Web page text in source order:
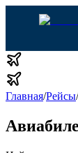
Главная/Рейсы/